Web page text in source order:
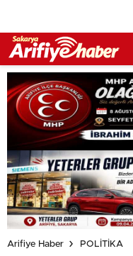
Arifiye Haber POLİTİKA